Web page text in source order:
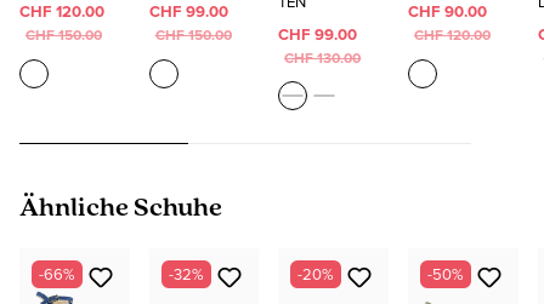
CHF 120.00
CHF 150.00
CHF 99.00
CHF 150.00
CHF 99.00
CHF 130.00
CHF 90.00
CHF 120.00
Produktgalerie überspringen
Ähnliche Schuhe
-66% -32% -20% -50%